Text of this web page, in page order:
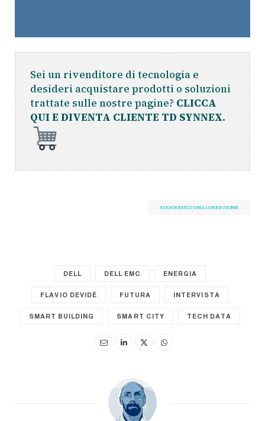
Sei un rivenditore di tecnologia e
desideri acquistare prodotti o soluzioni
trattate sulle nostre pagine? CLICCA
QUI E DIVENTA CLIENTE TD SYNNEX.
SUGGERISCI UNA CORREZIONE
DELL DELL EMC ENERGIA
FLAVIO DEVIDÉ FUTURA INTERVISTA
SMART BUILDING SMART CITY TECH DATA